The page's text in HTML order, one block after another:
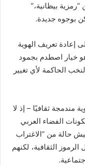
بيظانية،”
بوجوه جديدة.
تعريف الهوية
خيار اصطدم بجمود
الحاكمة لأي تغيير
مندمجة ثقافيًا – إذ لا
الفضاء العربي
حالة من “الاغتراب
الثقافية، لكنهم